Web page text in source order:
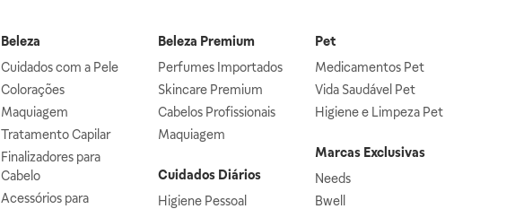
Beleza
Cuidados com a Pele
Colorações
Maquiagem
Tratamento Capilar
Finalizadores para
Cabelo
Acessórios para
Beleza Premium
Perfumes Importados
Skincare Premium
Cabelos Profissionais
Maquiagem
Cuidados Diários
Higiene Pessoal
Pet
Medicamentos Pet
Vida Saudável Pet
Higiene e Limpeza Pet
Marcas Exclusivas
Needs
Bwell